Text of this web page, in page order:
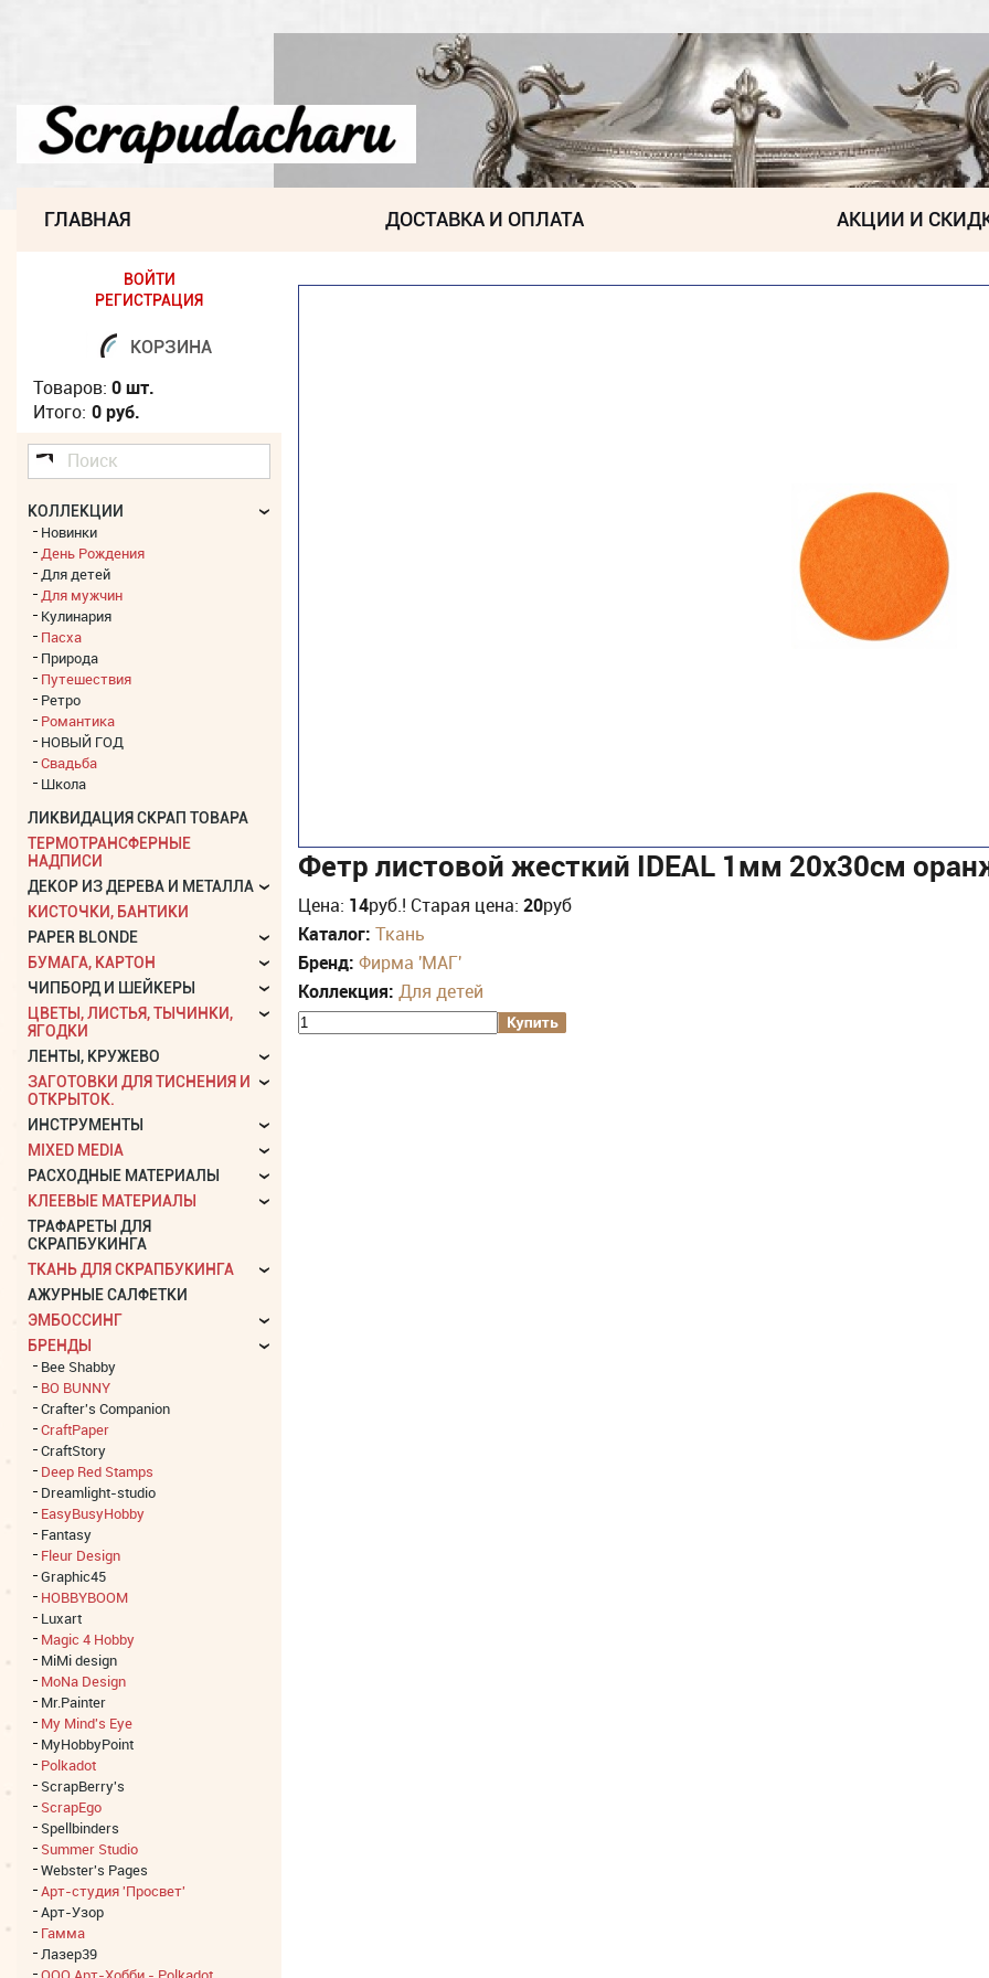
ГЛАВНАЯ ДОСТАВКА И ОПЛАТА АКЦИИ И
Фетр листовой жесткий IDEAL 1мм 20х30см
Цена: 14руб.! Старая цена: 20руб
Каталог: Ткань
Бренд: Фирма 'МАГ'
Коллекция: Для детей
ВОЙТИ
РЕГИСТРАЦИЯ
КОРЗИНА
Товаров: 0 шт.
Итого: 0 руб.
КОЛЛЕКЦИИ
Новинки
День Рождения
Для детей
Для мужчин
Кулинария
Пасха
Природа
Путешествия
Ретро
Романтика
НОВЫЙ ГОД
Свадьба
Школа
ЛИКВИДАЦИЯ СКРАП ТОВАРА
ТЕРМОТРАНСФЕРНЫЕ
НАДПИСИ
ДЕКОР ИЗ ДЕРЕВА И МЕТАЛЛА
КИСТОЧКИ, БАНТИКИ
PAPER BLONDE
БУМАГА, КАРТОН
ЧИПБОРД И ШЕЙКЕРЫ
ЦВЕТЫ, ЛИСТЬЯ, ТЫЧИНКИ,
ЯГОДКИ
ЛЕНТЫ, КРУЖЕВО
ЗАГОТОВКИ ДЛЯ ТИСНЕНИЯ И
ОТКРЫТОК.
ИНСТРУМЕНТЫ
MIXED MEDIA
РАСХОДНЫЕ МАТЕРИАЛЫ
КЛЕЕВЫЕ МАТЕРИАЛЫ
ТРАФАРЕТЫ ДЛЯ
СКРАПБУКИНГА
ТКАНЬ ДЛЯ СКРАПБУКИНГА
АЖУРНЫЕ САЛФЕТКИ
ЭМБОССИНГ
БРЕНДЫ
Bee Shabby
BO BUNNY
Crafter's Companion
CraftPaper
CraftStory
Deep Red Stamps
Dreamlight-studio
EasyBusyHobby
Fantasy
Fleur Design
Graphic45
HOBBYBOOM
Luxart
Magic 4 Hobby
MiMi design
MoNa Design
Mr.Painter
My Mind's Eye
MyHobbyPoint
Polkadot
ScrapBerry's
ScrapEgo
Spellbinders
Summer Studio
Webster's Pages
Арт-студия 'Просвет'
Арт-Узор
Гамма
Лазер39